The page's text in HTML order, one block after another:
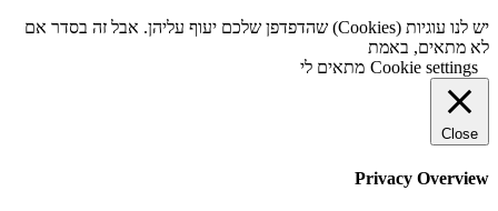
יש לנו עוגיות (Cookies) שהדפדפן שלכם יעוף עליהן. אבל זה בסדר אם
לא מתאים, באמת
Cookie settings מתאים לי
Close
Privacy Overview